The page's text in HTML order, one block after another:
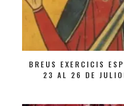
BREUS EXERCICIS
23 AL 26 DE